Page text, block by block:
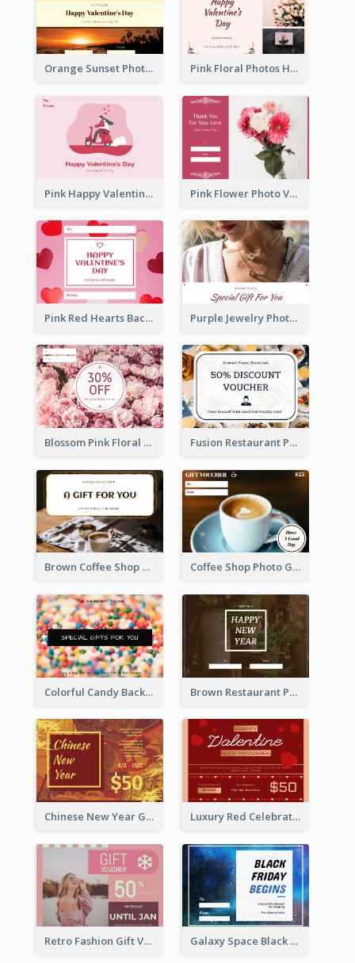
Orange Sunset Photo Valentines Day Gift Card Pink Floral Photos Happy Valentines Day Gift Card
Pink Happy Valentine's Day Illustration Gift Card Pink Flower Photo Valentine's Day Gift Card
Pink Red Hearts Background Valentine's Day Gift Card Purple Jewelry Photo Special Gift For You Gift Card
Blossom Pink Floral Photo Flower Shop Gift Card Fusion Restaurant Photo Food Discount Gift Card
Brown Coffee Shop Photo Gift For You Gift Card Coffee Shop Photo Gift Card For Coffee
Colorful Candy Background Special Gift Card Brown Restaurant Photo New Year Gift Card
Chinese New Year Gift Card With Decorations Luxury Red Celebration Gift Card Template Design
Retro Fashion Gift Voucher Design Idea Galaxy Space Black Friday Begins Gift Card